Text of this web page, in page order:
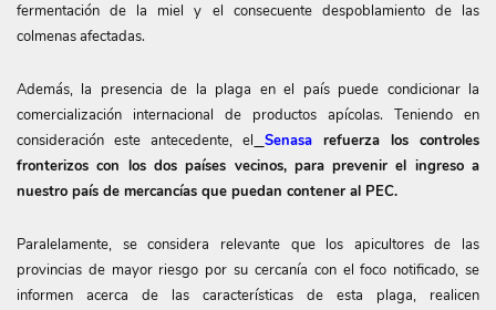
fermentación de la miel y el consecuente despoblamiento de las
colmenas afectadas.
Además, la presencia de la plaga en el país puede condicionar la
comercialización internacional de productos apícolas. Teniendo en
consideración este antecedente, el
Senasarefuerza los controles
fronterizos con los dos países vecinos, para prevenir el ingreso a
nuestro país de mercancías que puedan contener al PEC.
Paralelamente, se considera relevante que los apicultores de las
provincias de mayor riesgo por su cercanía con el foco notificado, se
informen acerca de las características de esta plaga, realicen